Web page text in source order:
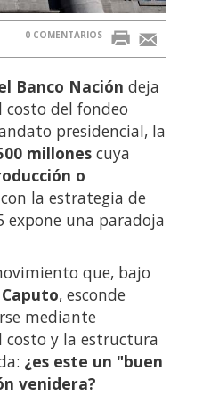
0 COMENTARIOS
Banco Nación deja
del fondeo
presidencial, la
millones cuya
o
la estrategia de
expone una paradoja
que, bajo
, esconde
mediante
costo y la estructura
¿es este un "buen
venidera?